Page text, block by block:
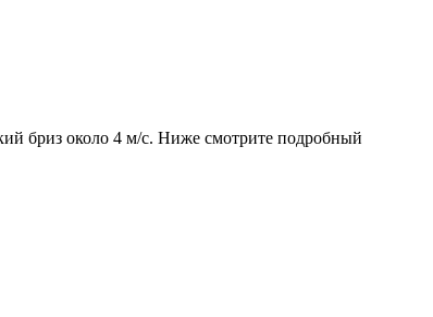
бриз около 4 м/с. Ниже смотрите подробный